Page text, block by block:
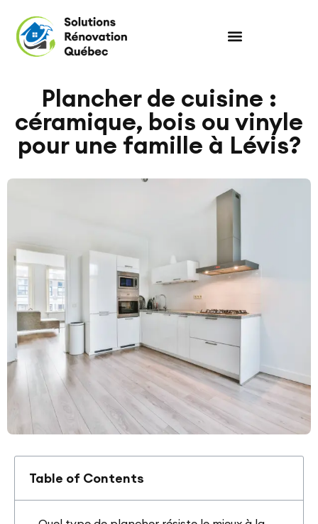
Plancher de cuisine :
céramique, bois ou vinyle
pour une famille à Lévis?
Table of Contents